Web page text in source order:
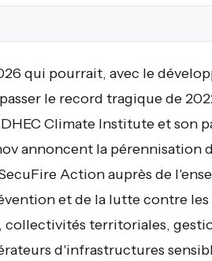
qui pourrait, avec le
le record tragique de
Climate Institute et son
annoncent la pérennisation
Action auprès de
et de la lutte contre
collectivités territoriales,
d'infrastructures